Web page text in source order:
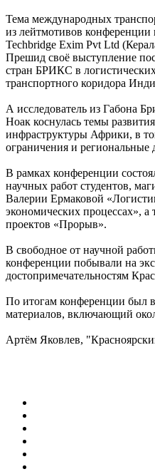
Тема международных
из лейтмотивов конференции
Techbridge Exim Pvt Ltd
Прешид своё выступление
стран БРИКС в
транспортного коридора
А исследователь из Габона
Ноак коснулась темы
инфраструктуры Африки, в
ограничения и региональные
В рамках конференции
научных работ студентов,
Валерии Ермаковой
экономических процессах»,
проектов «Прорыв».
В свободное от научной
конференции побывали на
достопримечательностям
По итогам конференции был
материалов, включающий
Артём Яковлев,